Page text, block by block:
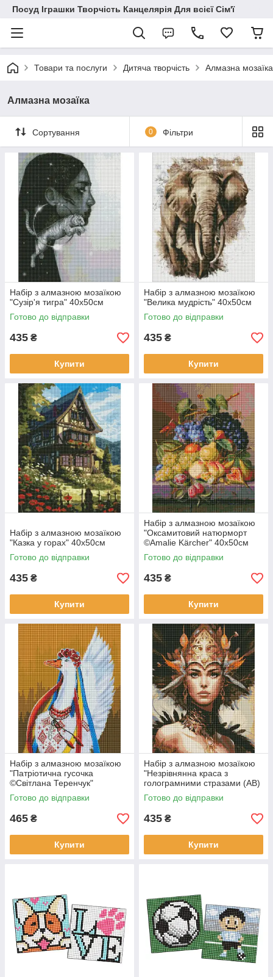
Посуд Іграшки Творчість Канцелярія Для всієї Сім'ї
Товари та послуги Дитяча творчість Алмазна мозаїка
Алмазна мозаїка
Сортування 0 Фільтри
Набір з алмазною мозаїкою
"Сузір'я тигра" 40х50см
Готово до відправки
435 ₴
Купити
Набір з алмазною мозаїкою
"Велика мудрість" 40х50см
Готово до відправки
435 ₴
Купити
Набір з алмазною мозаїкою
"Казка у горах" 40х50см
Готово до відправки
435 ₴
Купити
Набір з алмазною мозаїкою
"Оксамитовий натюрморт
©Amalie Kärcher" 40х50см
Готово до відправки
435 ₴
Купити
Набір з алмазною мозаїкою
"Патріотична гусочка
©Світлана Теренчук"
40х50см
Готово до відправки
465 ₴
Купити
Набір з алмазною мозаїкою
"Незрівнянна краса з
голограмними стразами (AB)
©art_selena_ua" 40х50см
Готово до відправки
435 ₴
Купити